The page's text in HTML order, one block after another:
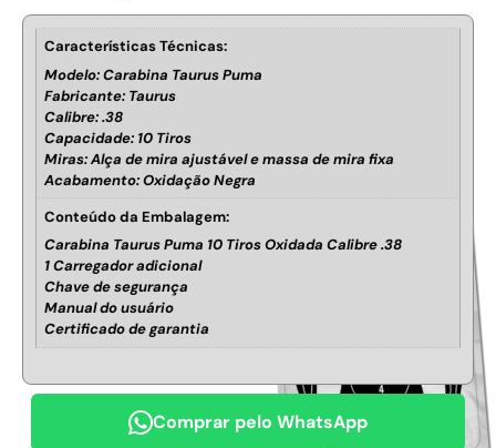
Características Técnicas:
Modelo: Carabina Taurus Puma
Fabricante: Taurus
Calibre: .38
Capacidade: 10 Tiros
Miras: Alça de mira ajustável e massa de mira fixa
Acabamento: Oxidação Negra
Conteúdo da Embalagem:
Carabina Taurus Puma 10 Tiros Oxidada Calibre .38
1 Carregador adicional
Chave de segurança
Manual do usuário
Certificado de garantia
Comprar pelo WhatsApp